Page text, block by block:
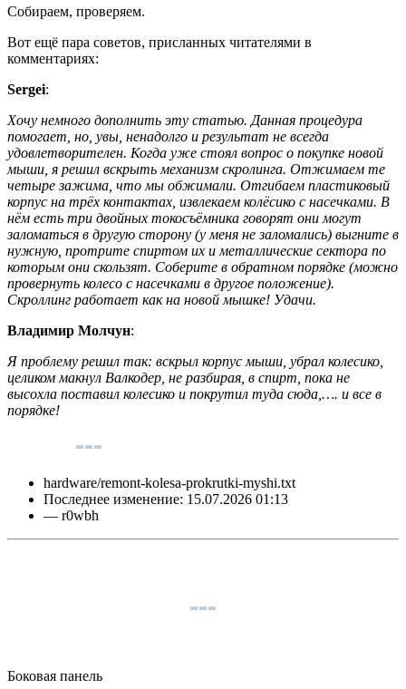
Собираем, проверяем.
Вот ещё пара советов, присланных читателями в
комментариях:
Sergei:
Хочу немного дополнить эту статью. Данная процедура
помогает, но, увы, ненадолго и результат не всегда
удовлетворителен. Когда уже стоял вопрос о покупке новой
мыши, я решил вскрыть механизм скролинга. Отжимаем те
четыре зажима, что мы обжимали. Отгибаем пластиковый
корпус на трёх контактах, извлекаем колёсико с насечками. В
нём есть три двойных токосъёмника говорят они могут
заломаться в другую сторону (у меня не заломались) выгните в
нужную, протрите спиртом их и металлические сектора по
которым они скользят. Соберите в обратном порядке (можно
провернуть колесо с насечками в другое положение).
Скроллинг работает как на новой мышке! Удачи.
Владимир Молчун:
Я проблему решил так: вскрыл корпус мыши, убрал колесико,
целиком макнул Валкодер, не разбирая, в спирт, пока не
высохла поставил колесико и покрутил туда сюда,…. и все в
порядке!
hardware/remont-kolesa-prokrutki-myshi.txt
Последнее изменение: 15.07.2026 01:13
— r0wbh
Боковая панель